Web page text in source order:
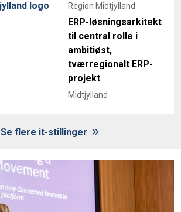
Region Midtjylland
ERP-løsningsarkitekt
til central rolle i
ambitiøst,
tværregionalt ERP-
projekt
Midtjylland
Se flere it-stillinger